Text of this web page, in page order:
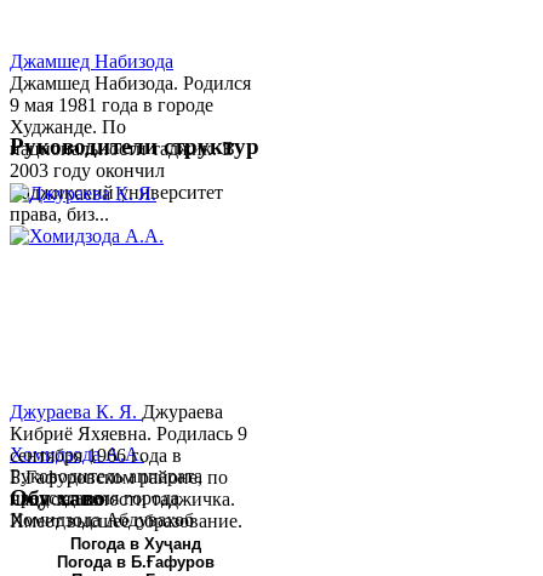
Джамшед Набизода
Джамшед Набизода. Родился
9 мая 1981 года в городе
Худжанде. По
национальности таджик. В
2003 году окончил
Таджикский университет
права, биз...
Хомидзода А.А.
Руководитель аппарата
председателя города
Хомидзода Абдувахоб
Абдумаджид родился 8
июня 1978 года в городе
Руководители структур
Джураева К. Я. Джураева
Кибриё Яхяевна. Родилась 9
сентября 1966 года в
Б.Гафуровском районе, по
национальности таджичка.
Имеет высшее образование.
В 1997 ...
Обу хаво
Погода в Хуҷанд
Погода в Б.Ғафуров